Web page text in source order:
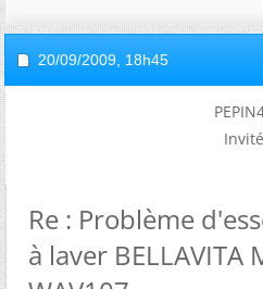
20/09/2009, 18h45
Invité
Re : Problème
à laver BELLAVITA